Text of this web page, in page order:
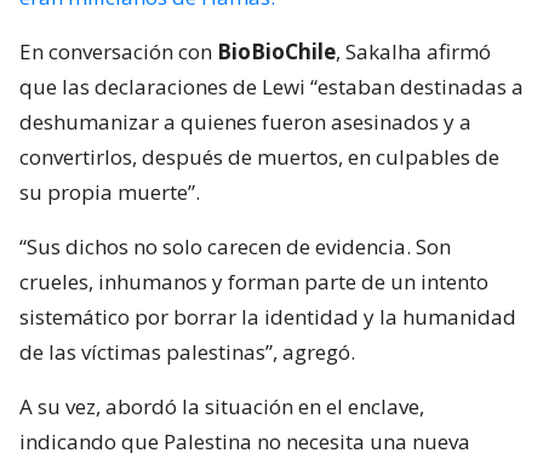
En conversación con BioBioChile, Sakalha afirmó
que las declaraciones de Lewi “estaban destinadas a
deshumanizar a quienes fueron asesinados y a
convertirlos, después de muertos, en culpables de
su propia muerte”.
“Sus dichos no solo carecen de evidencia. Son
crueles, inhumanos y forman parte de un intento
sistemático por borrar la identidad y la humanidad
de las víctimas palestinas”, agregó.
A su vez, abordó la situación en el enclave,
indicando que Palestina no necesita una nueva